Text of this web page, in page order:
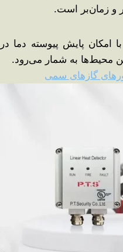
و زمان‌بر است.
امکان پایش پیوسته دما در
محیط‌ها به شمار می‌رود.
گازهای سمی